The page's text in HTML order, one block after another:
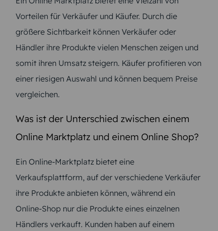
Vorteilen für Verkäufer und Käufer. Durch die
größere Sichtbarkeit können Verkäufer oder
Händler ihre Produkte vielen Menschen zeigen und
somit ihren Umsatz steigern. Käufer profitieren von
einer riesigen Auswahl und können bequem Preise
vergleichen.
Was ist der Unterschied zwischen einem
Online Marktplatz und einem Online Shop?
Ein Online-Marktplatz bietet eine
Verkaufsplattform, auf der verschiedene Verkäufer
ihre Produkte anbieten können, während ein
Online-Shop nur die Produkte eines einzelnen
Händlers verkauft. Kunden haben auf einem